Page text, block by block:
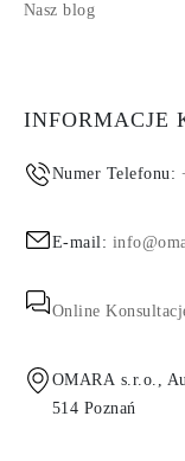
Nasz blog
INFORMACJE
Numer Telefonu:
E-mail:
Online
OMARA s.r.o.,
514 Poznań